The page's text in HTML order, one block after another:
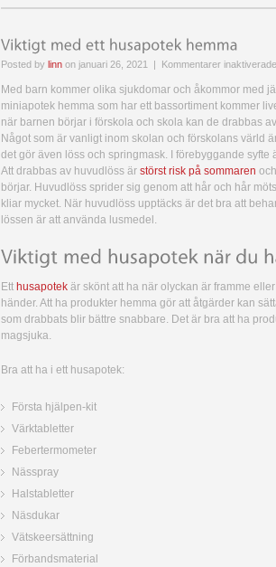
Posted by linn on januari 26, 2021 | Kommentarer inaktiverade
Med barn kommer olika sjukdomar och åkommor med
miniapotek hemma som har ett bassortiment kommer
när barnen börjar i förskola och skola kan de drabbas
Något som är vanligt inom skolan och förskolans värld
det gör även löss och springmask. I förebyggande syfte
Att drabbas av huvudlöss är störst risk på sommaren
börjar. Huvudlöss sprider sig genom att hår och hår
kliar mycket. När huvudlöss upptäcks är det bra att
lössen är att använda lusmedel.
Ett husapotek är skönt att ha när olyckan är framme
händer. Att ha produkter hemma gör att åtgärder kan
som drabbats blir bättre snabbare. Det är bra att ha
magsjuka.
Bra att ha i ett husapotek:
Första hjälpen-kit
Värktabletter
Febertermometer
Nässpray
Halstabletter
Näsdukar
Vätskeersättning
Förbandsmaterial